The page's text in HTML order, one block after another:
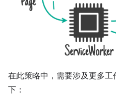
在此策略中，需要涉及更多
下：